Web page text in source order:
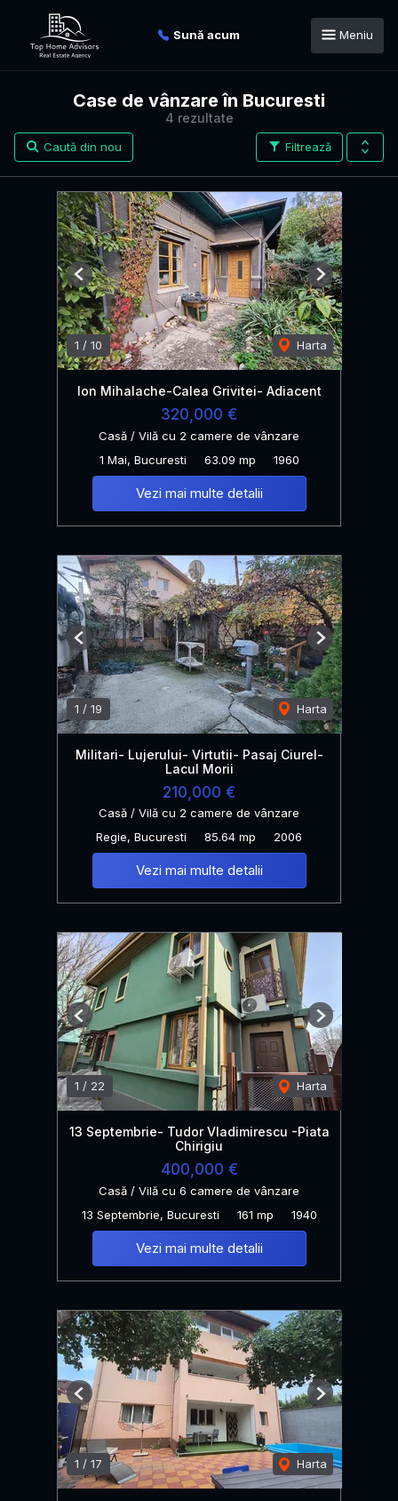
Sună acum Meniu
4 rezultate
Case de vânzare în Bucuresti
Filtrează
Caută din nou
1 / 10 Harta
Previous Next
Ion Mihalache-Calea Grivitei- Adiacent
320,000 €
Casă / Vilă cu 2 camere de vânzare
1 Mai, Bucuresti
63.09 mp 1960
Vezi mai multe detalii
1 / 19 Harta
Previous Next
Militari- Lujerului- Virtutii- Pasaj Ciurel-
Lacul Morii
210,000 €
Casă / Vilă cu 2 camere de vânzare
Regie, Bucuresti
85.64 mp 2006
Vezi mai multe detalii
1 / 22 Harta
Previous Next
13 Septembrie- Tudor Vladimirescu -Piata
Chirigiu
400,000 €
Casă / Vilă cu 6 camere de vânzare
13 Septembrie, Bucuresti
161 mp 1940
Vezi mai multe detalii
1 / 17 Harta
Previous Next